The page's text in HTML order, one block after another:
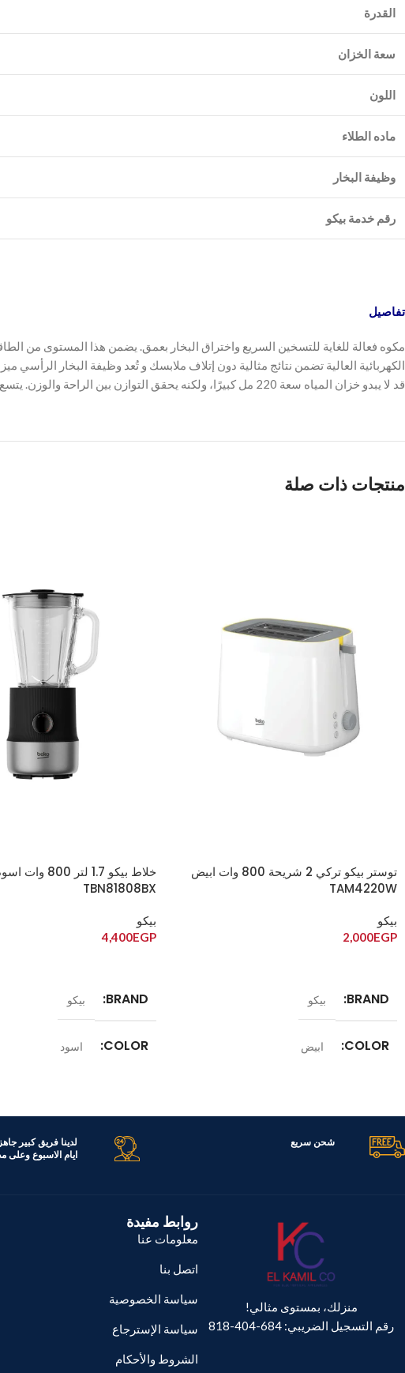
القدرة
سعة الخزان
اللون
ماده الطلاء
وظيفة البخار
رقم خدمة بيكو
تفاصيل
مكوه فعالة للغاية للتسخين السريع واختراق البخار بعمق. يضمن هذا المستوى من
الكهربائية العالية تضمن نتائج مثالية دون إتلاف ملابسك و تُعد وظيفة البخار
قد لا يبدو خزان المياه سعة 220 مل كبيرًا، ولكنه يحقق التوازن بين الراحة والوزن. يتسع الخزان لكمية كافية من الماء لتوفير تدفق بخار ثابت دون جعل المكواة ثقيلة جدًا بحيث يصعب تحريكها.
منتجات ذات صلة
توستر بيكو تركي 2 شريحة 800 وات ابيض
TAM4220W
بيكو
2,000EGP
BRAND بيكو
COLOR ابيض
خلاط بيكو 1.7 لتر 800 وات
TBN81808BX
بيكو
4,400EGP
BRAND بيكو
COLOR اسود
القدرة الكهربائية 800 وات شحن سريع
لدينا فريق كبير
ايام الاسبوع وعلى
منزلك، بمستوى مثالي!
رقم التسجيل الضريبي: 684-404-818
روابط مفيدة
معلومات عنا
اتصل بنا
سياسة الخصوصية
سياسة الإسترجاع
الشروط والأحكام